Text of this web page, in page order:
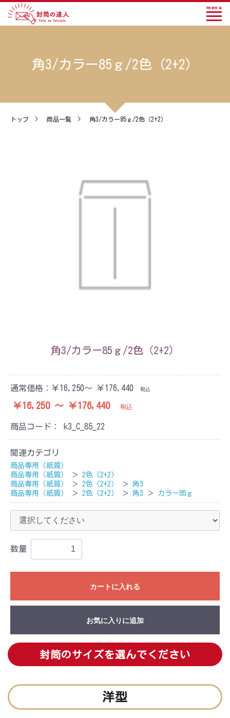
menu
角3/カラー85ｇ/2色（2+2）
トップ > 商品一覧 > 角3/カラー85ｇ/2色（2+2）
角3/カラー85ｇ/2色（2+2）
通常価格： ￥16,250～ ￥176,440 税込
￥16,250 ～ ￥176,440 税込
商品コード： k3_C_85_22
関連カテゴリ
商品専用（紙質）
商品専用（紙質）
＞
2色（2+2）
商品専用（紙質）
＞ 2色（2+2） ＞
角3
商品専用（紙質）
＞ 2色（2+2） ＞ 角3 ＞ カラー85ｇ
数量
カートに入れる
お気に入りに追加
封筒のサイズを選んでください
洋型